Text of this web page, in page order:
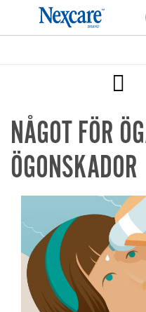
NÅGOT FÖR
ÖGONSKADOR